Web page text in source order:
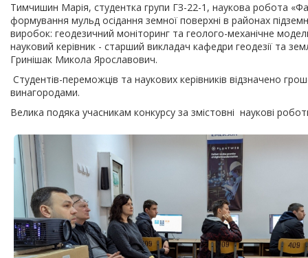
Тимчишин Марія, студентка групи ГЗ-22-1, наукова робота
формування мульд осідання земної поверхні в районах
виробок: геодезичний моніторинг та геолого-механічне
науковий керівник - старший викладач кафедри геодезії та
Гринішак Микола Ярославович.
Студентів-переможців та наукових керівників відзначено
винагородами.
Велика подяка учасникам конкурсу за змістовні наукові